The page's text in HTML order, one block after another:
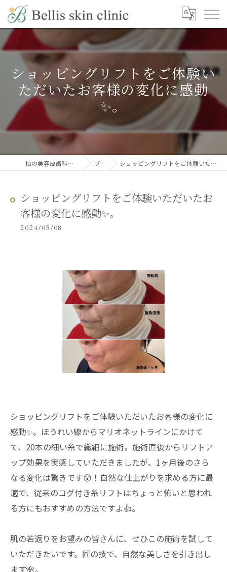
ショッピングリフトをご体験い
ただいたお客様の変化に感動
✨。
柏の美容皮膚科ならBellis skin clinic ブログ ショッピングリフトをご体験いただいたお客様の変化に感動✨。
ショッピングリフトをご体験いただいたお
客様の変化に感動✨。
2024/05/08
ショッピングリフトをご体験いただいたお客様の変化に
感動✨。ほうれい線からマリオネットラインにかけて
て、20本の細い糸で繊細に施術。施術直後からリフトア
ップ効果を実感していただきましたが、1ヶ月後のさら
なる変化は驚きです😲！自然な仕上がりを求める方に最
適で、従来のコグ付き糸リフトはちょっと怖いと思われ
る方にもおすすめの方法ですよ👍。
肌の若返りをお望みの皆さんに、ぜひこの施術を試して
いただきたいです。匠の技で、自然な美しさを引き出し
ます🌺。